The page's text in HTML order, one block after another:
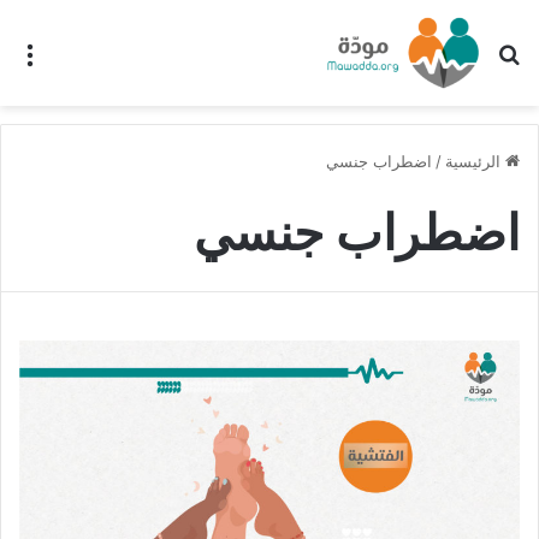
بحث عن
الرئيسية / اضطراب جنسي
اضطراب جنسي